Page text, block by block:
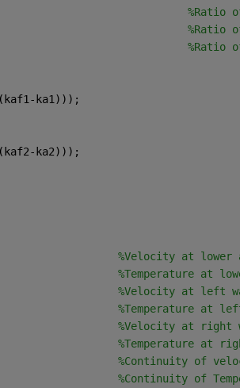
%Ratio
%Ratio
%Ratio
ka1)));
ka2)));
0; %Velocity at lower
%Temperature at
0; %Velocity at left
-1; %Temperature at
0; %Velocity at right
1; %Temperature at
%Continuity of
%Continuity of